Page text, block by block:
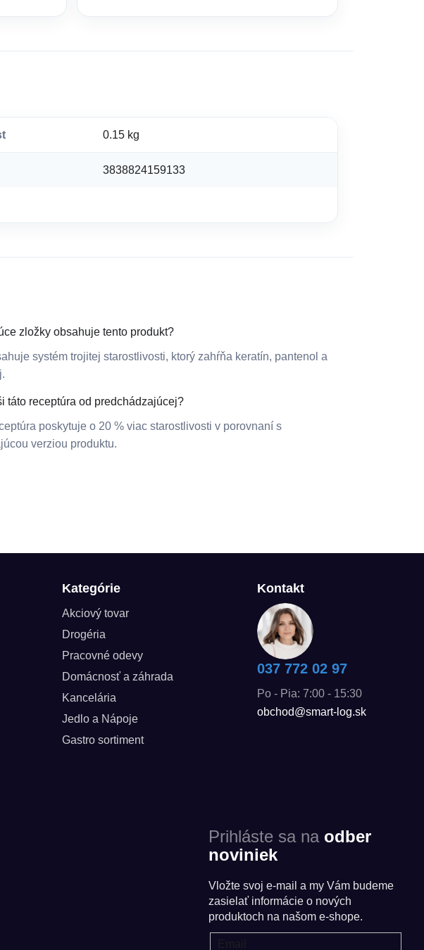
0.15 kg
3838824159133
zložky obsahuje tento produkt?
systém trojitej starostlivosti, ktorý zahŕňa keratín, pantenol a
táto receptúra od predchádzajúcej?
poskytuje o 20 % viac starostlivosti v porovnaní s
verziou produktu.
Kategórie
Akciový tovar
Drogéria
Pracovné odevy
Domácnosť a záhrada
Kancelária
Jedlo a Nápoje
Gastro sortiment
Kontakt
037 772 02 97
Po - Pia: 7:00 - 15:30
obchod@smart-log.sk
Prihláste sa na odber
noviniek
Vložte svoj e-mail a my Vám budeme
zasielať informácie o nových
produktoch na našom e-shope.